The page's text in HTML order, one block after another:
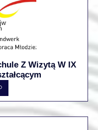
Z Wizytą W IX